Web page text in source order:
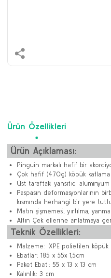
Ürün Özellikleri
Ürün Açıklaması:
Pinguin markalı hafif bir
Çok hafif (470g) köpük katlama
Üst taraftaki yansıtıcı
Paspasın deformasyonlarının
kısmında herhangi bir yere
Matın şişmemesi, yırtılma,
Altın Çek ellerine anlatmaya
Teknik Özellikleri:
Malzeme: IXPE polietilen köpük
Ebatlar: 185 x 55x 1,5cm
Paket Ebatı: 55 x 13 x 13 cm
Kalınlık: 3 cm